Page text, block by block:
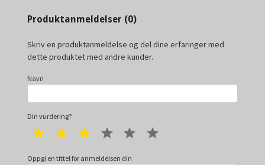
Produktanmeldelser (0)
Skriv en produktanmeldelse og del dine erfaringer med
dette produktet med andre kunder.
Navn
Din vurdering?
1 star 2 star 3 star 4 star 5 star
Oppgi en tittel for anmeldelsen din